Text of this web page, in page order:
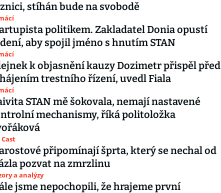
stíhán bude na svobodě
politikem. Zakladatel Donia opustí
aby spojil jméno s hnutím STAN
k objasnění kauzy Dozimetr přispěl před
trestního řízení, uvedl Fiala
STAN mě šokovala, nemají nastavené
mechanismy, říká politoložka
Cast
připomínají šprta, který se nechal od
pozvat na zmrzlinu
a analýzy
jsme nepochopili, že hrajeme první